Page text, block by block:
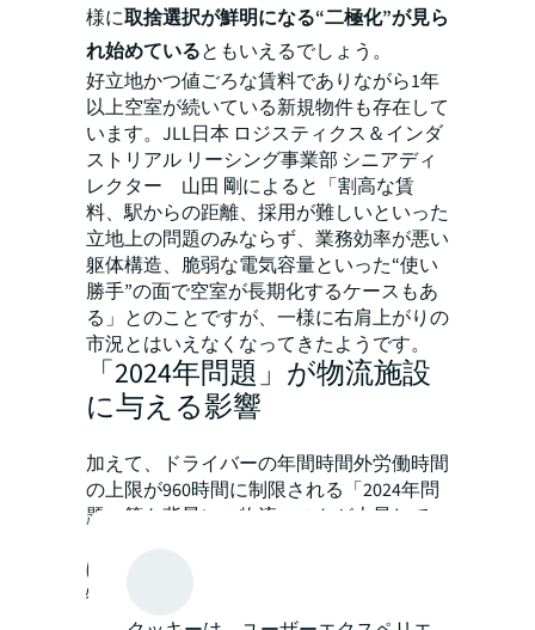
様に取捨選択が鮮明になる“二極化”が見ら
れ始めているともいえるでしょう。
好立地かつ値ごろな賃料でありながら1年
以上空室が続いている新規物件も存在して
います。JLL日本 ロジスティクス＆インダ
ストリアル リーシング事業部 シニアディ
レクター 山田 剛によると「割高な賃
料、駅からの距離、採用が難しいといった
立地上の問題のみならず、業務効率が悪い
躯体構造、脆弱な電気容量といった“使い
勝手”の面で空室が長期化するケースもあ
る」とのことですが、一様に右肩上がりの
市況とはいえなくなってきたようです。
「2024年問題」が物流施設
に与える影響
加えて、ドライバーの年間時間外労働時間
の上限が960時間に制限される「2024年問
題」等を背景に、物流コストが上昇してい
ぼしそうです。​
物流施設のテナントコンサルティング業務
を手掛けている山田は「世界的なインフ